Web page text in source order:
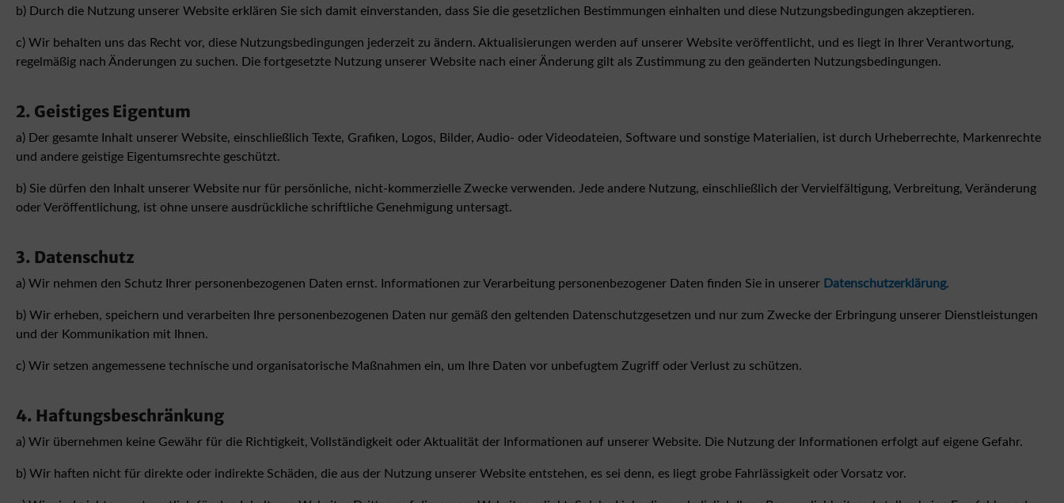
b) Durch die Nutzung unserer Website erklären Sie sich damit einverstanden, dass Sie die gesetzlichen Bestimmungen einhalten und diese Nutzungsbedingungen akzeptieren.
c) Wir behalten uns das Recht vor, diese Nutzungsbedingungen jederzeit zu ändern. Aktualisierungen werden auf unserer Website veröffentlicht, und es liegt in Ihrer Verantwortung,
regelmäßig nach Änderungen zu suchen. Die fortgesetzte Nutzung unserer Website nach einer Änderung gilt als Zustimmung zu den geänderten Nutzungsbedingungen.
2. Geistiges Eigentum
a) Der gesamte Inhalt unserer Website, einschließlich Texte, Grafiken, Logos, Bilder, Audio- oder Videodateien, Software und sonstige Materialien, ist durch Urheberrechte, Markenrechte
und andere geistige Eigentumsrechte geschützt.
b) Sie dürfen den Inhalt unserer Website nur für persönliche, nicht-kommerzielle Zwecke verwenden. Jede andere Nutzung, einschließlich der Vervielfältigung, Verbreitung, Veränderung
oder Veröffentlichung, ist ohne unsere ausdrückliche schriftliche Genehmigung untersagt.
3. Datenschutz
a) Wir nehmen den Schutz Ihrer personenbezogenen Daten ernst. Informationen zur Verarbeitung personenbezogener Daten finden Sie in unserer Datenschutzerklärung.
b) Wir erheben, speichern und verarbeiten Ihre personenbezogenen Daten nur gemäß den geltenden Datenschutzgesetzen und nur zum Zwecke der Erbringung unserer Dienstleistungen
und der Kommunikation mit Ihnen.
c) Wir setzen angemessene technische und organisatorische Maßnahmen ein, um Ihre Daten vor unbefugtem Zugriff oder Verlust zu schützen.
4. Haftungsbeschränkung
a) Wir übernehmen keine Gewähr für die Richtigkeit, Vollständigkeit oder Aktualität der Informationen auf unserer Website. Die Nutzung der Informationen erfolgt auf eigene Gefahr.
b) Wir haften nicht für direkte oder indirekte Schäden, die aus der Nutzung unserer Website entstehen, es sei denn, es liegt grobe Fahrlässigkeit oder Vorsatz vor.